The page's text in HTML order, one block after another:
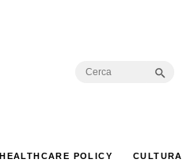
Search
HEALTHCARE POLICY CULTURA